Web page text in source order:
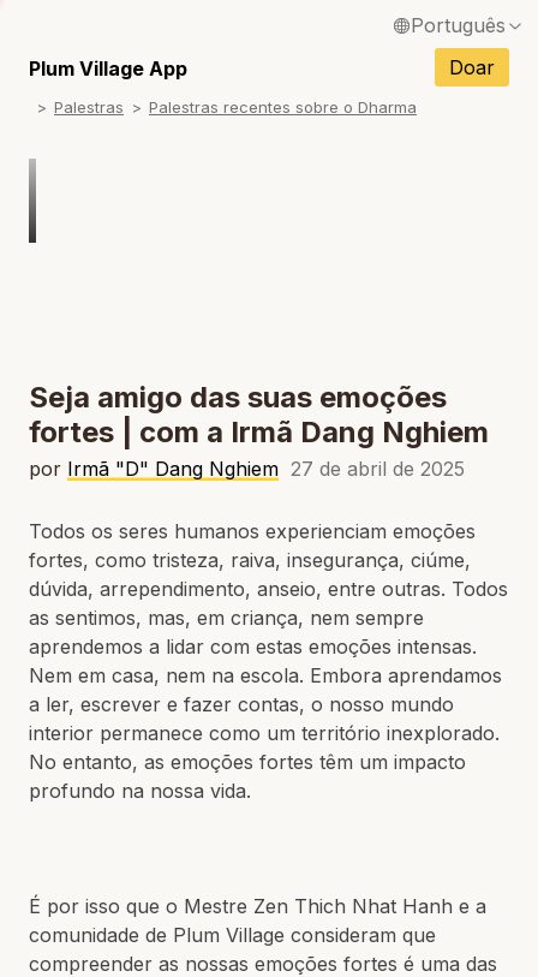
Português
Français / Francês
Plum Village App Doar
Palestras Palestras recentes sobre o Dharma
Seja amigo das suas emoções
fortes | com a Irmã Dang Nghiem
por Irmã "D" Dang Nghiem 27 de abril de 2025
Todos os seres humanos experienciam emoções
fortes, como tristeza, raiva, insegurança, ciúme,
dúvida, arrependimento, anseio, entre outras. Todos
as sentimos, mas, em criança, nem sempre
aprendemos a lidar com estas emoções intensas.
Nem em casa, nem na escola. Embora aprendamos
a ler, escrever e fazer contas, o nosso mundo
interior permanece como um território inexplorado.
No entanto, as emoções fortes têm um impacto
profundo na nossa vida.
É por isso que o Mestre Zen Thich Nhat Hanh e a
comunidade de Plum Village consideram que
compreender as nossas emoções fortes é uma das